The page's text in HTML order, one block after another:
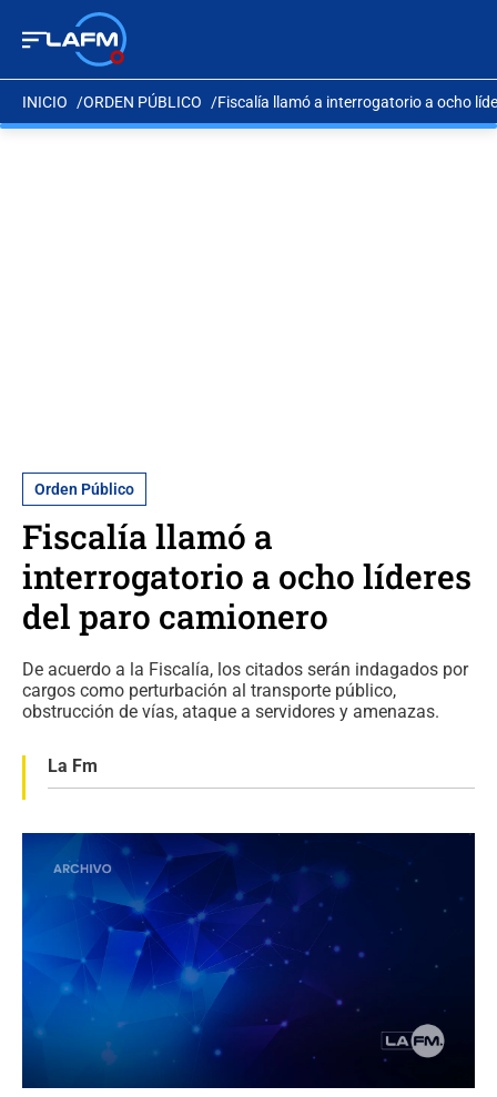
INICIO ORDEN PÚBLICO Fiscalía llamó a interrogatorio a ocho
Orden Público
Fiscalía llamó a
interrogatorio a ocho líderes
del paro camionero
De acuerdo a la Fiscalía, los citados serán indagados por
cargos como perturbación al transporte público,
obstrucción de vías, ataque a servidores y amenazas.
La Fm